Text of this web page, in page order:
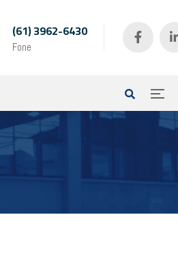
(61) 3962-6430
Fone